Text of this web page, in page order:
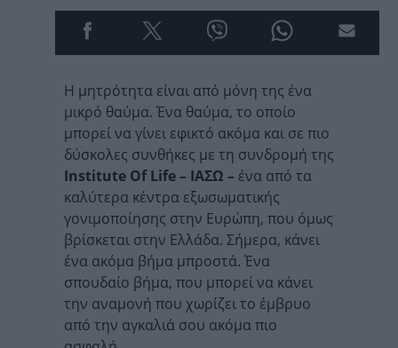
Η μητρότητα είναι από μόνη της ένα
μικρό θαύμα. Ένα θαύμα, το οποίο
μπορεί να γίνει εφικτό ακόμα και σε πιο
δύσκολες συνθήκες με τη συνδρομή της
Institute Of Life – ΙΑΣΩ – ένα από τα
καλύτερα κέντρα εξωσωματικής
γονιμοποίησης στην Ευρώπη, που όμως
βρίσκεται στην Ελλάδα. Σήμερα, κάνει
ένα ακόμα βήμα μπροστά. Ένα
σπουδαίο βήμα, που μπορεί να κάνει
την αναμονή που χωρίζει το έμβρυο
από την αγκαλιά σου ακόμα πιο